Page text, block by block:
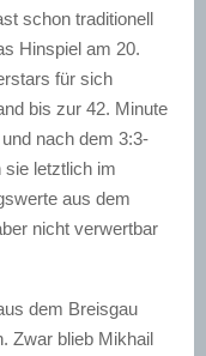
schon traditionell
Hinspiel am 20.
für sich
bis zur 42. Minute
nach dem 3:3-
sie letztlich im
aus dem
nicht verwertbar
dem Breisgau
Zwar blieb Mikhail